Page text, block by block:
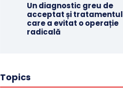
Un diagnostic greu de
acceptat și tratamentul
care a evitat o operație
radicală
Topics